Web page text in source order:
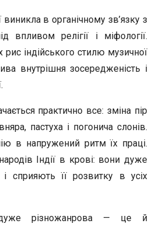
виникла в органічному зв’язку з
впливом релігії і міфології.
індійського стилю музичної
внутрішня зосередженість і
практично все: зміна пір
пастуха і погонича слонів.
в напружений ритм їх праці.
Індії в крові: вони дуже
сприяють її розвитку в усіх
дуже різножанрова — це й